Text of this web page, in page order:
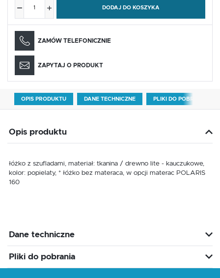
DODAJ DO KOSZYKA
ZAMÓW TELEFONICZNIE
ZAPYTAJ O PRODUKT
OPIS PRODUKTU DANE TECHNICZNE PLIKI DO POBRANIA
Opis produktu
łóżko z szufladami, materiał: tkanina / drewno lite - kauczukowe,
kolor: popielaty, * łóżko bez materaca, w opcji materac POLARIS
160
Dane techniczne
Pliki do pobrania